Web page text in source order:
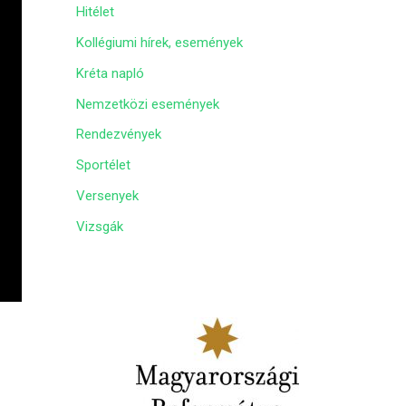
Hitélet
Kollégiumi hírek, események
Kréta napló
Nemzetközi események
Rendezvények
Sportélet
Versenyek
Vizsgák